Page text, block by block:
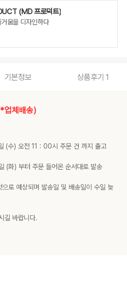
(MD 프로덕트)
움을 디자인하다
기본정보 상품후기1
업체배송)
(수) 오전 11 : 00시 주문 건 까지 출고
화) 부터 주문 들어온 순서대로 발송
로 예상되며 발송일 및 배송일이 수일 늦
길 바랍니다.